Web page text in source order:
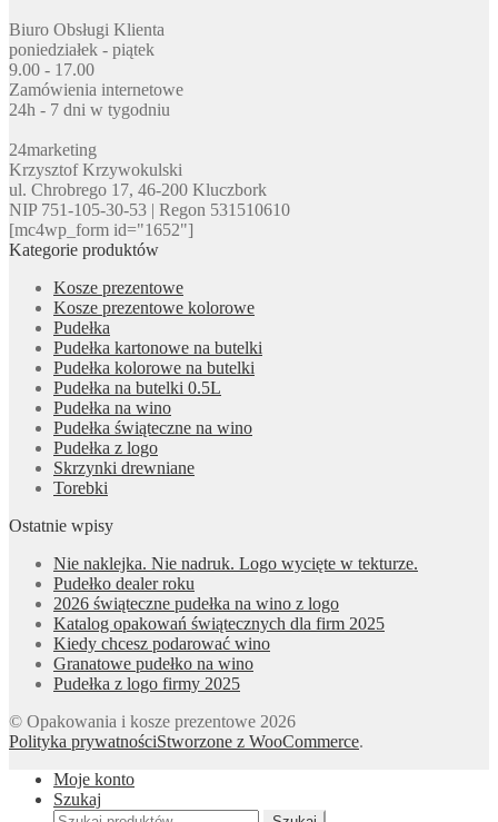
Biuro Obsługi Klienta
poniedziałek - piątek
9.00 - 17.00
Zamówienia internetowe
24h - 7 dni w tygodniu
24marketing
Krzysztof Krzywokulski
ul. Chrobrego 17, 46-200 Kluczbork
NIP 751-105-30-53 | Regon 531510610
[mc4wp_form id="1652"]
Kategorie produktów
Kosze prezentowe
Kosze prezentowe kolorowe
Pudełka
Pudełka kartonowe na butelki
Pudełka kolorowe na butelki
Pudełka na butelki 0.5L
Pudełka na wino
Pudełka świąteczne na wino
Pudełka z logo
Skrzynki drewniane
Torebki
Ostatnie wpisy
Nie naklejka. Nie nadruk. Logo wycięte w tekturze.
Pudełko dealer roku
2026 świąteczne pudełka na wino z logo
Katalog opakowań świątecznych dla firm 2025
Kiedy chcesz podarować wino
Granatowe pudełko na wino
Pudełka z logo firmy 2025
© Opakowania i kosze prezentowe 2026
Polityka prywatnościStworzone z WooCommerce.
Moje konto
Szukaj
Szukaj: